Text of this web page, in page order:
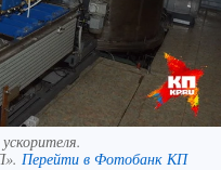
Перейти в Фотобанк КП